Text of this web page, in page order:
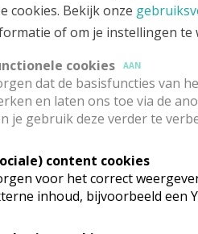
cookies. Bekijk onze
of om je instellingen te
cookies
AAN
dat de basisfuncties van
en laten ons toe via de
je gebruik deze verder te
content cookies
voor het correct
inhoud, bijvoorbeeld een